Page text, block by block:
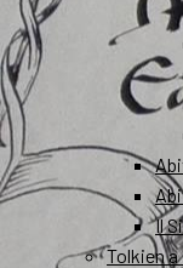
Il
Tolkien